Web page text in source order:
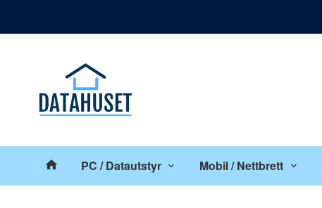
Produkter
PC / Datautstyr Mobil / Nettbrett